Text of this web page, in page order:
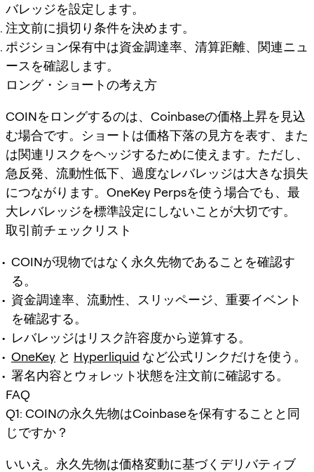
バレッジを設定します。
注文前に損切り条件を決めます。
ポジション保有中は資金調達率、清算距離、関連ニュ
ースを確認します。
ロング・ショートの考え方
COINをロングするのは、Coinbaseの価格上昇を見込
む場合です。ショートは価格下落の見方を表す、また
は関連リスクをヘッジするために使えます。ただし、
急反発、流動性低下、過度なレバレッジは大きな損失
につながります。OneKey Perpsを使う場合でも、最
大レバレッジを標準設定にしないことが大切です。
取引前チェックリスト
COINが現物ではなく永久先物であることを確認す
る。
資金調達率、流動性、スリッページ、重要イベント
を確認する。
レバレッジはリスク許容度から逆算する。
OneKey と Hyperliquid など公式リンクだけを使う。
署名内容とウォレット状態を注文前に確認する。
FAQ
Q1: COINの永久先物はCoinbaseを保有することと同
じですか？
いいえ。永久先物は価格変動に基づくデリバティブ